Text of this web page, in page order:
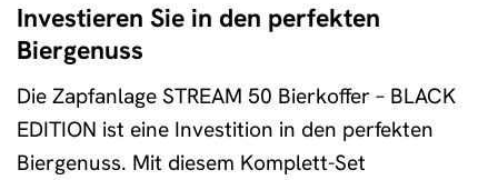
Investieren Sie in den perfekten
Biergenuss
Die Zapfanlage STREAM 50 Bierkoffer – BLACK
EDITION ist eine Investition in den perfekten
Biergenuss. Mit diesem Komplett-Set